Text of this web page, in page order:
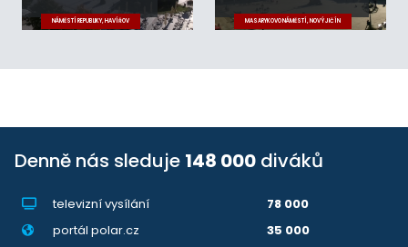
NÁMĚSTÍ REPUBLIKY, HAVÍŘOV MASARYKOVO NÁMĚSTÍ, NOVÝ JIČÍN
Denně nás sleduje 148 000 diváků
televizní vysílání
78 000
portál polar.cz
35 000